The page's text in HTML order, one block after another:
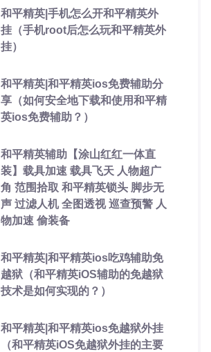
和平精英|手机怎么开和平精英外
挂（手机root后怎么玩和平精英外
挂）
和平精英|和平精英ios免费辅助分
享（如何安全地下载和使用和平精
英ios免费辅助？）
和平精英辅助【涂山红红一体直
装】载具加速 载具飞天 人物超广
角 范围拾取 和平精英锁头 脚步无
声 过滤人机 全图透视 巡查预警 人
物加速 偷装备
和平精英|和平精英ios吃鸡辅助免
越狱（和平精英iOS辅助的免越狱
技术是如何实现的？）
和平精英|和平精英ios免越狱外挂
（和平精英iOS免越狱外挂的主要